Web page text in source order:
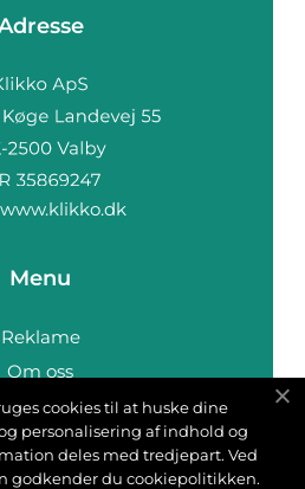
www.klikko.dk
Menu
Reklame
Om oss
Cookies
Oss
Sitemap
cookies til at huske dine
personalisering af indhold og
deles med tredjepart. Ved
godkender du cookiepolitikken.